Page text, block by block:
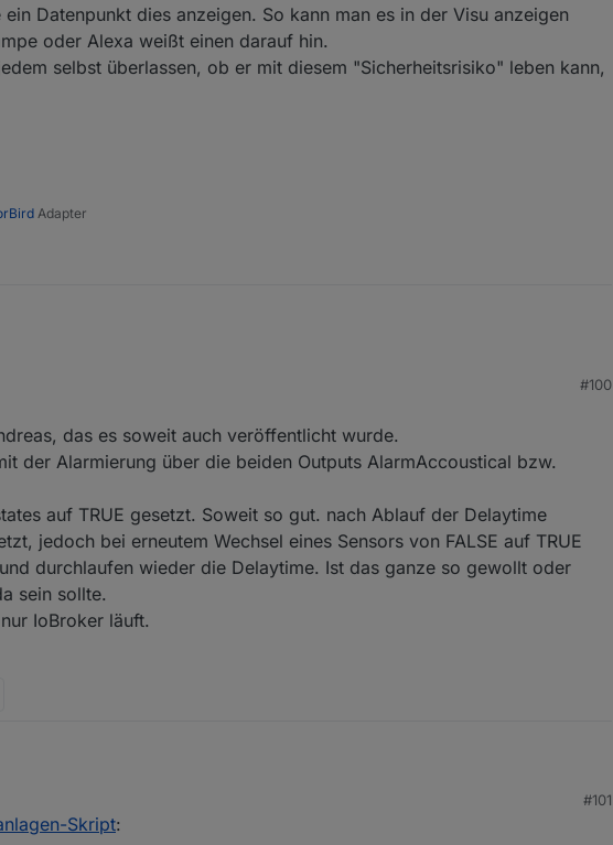
Datenpunkt dies anzeigen. So kann man es in der Visu anzeigen
oder Alexa weißt einen darauf hin.
selbst überlassen, ob er mit diesem "Sicherheitsrisiko" leben kann,
Adapter
#100
das es soweit auch veröffentlicht wurde.
der Alarmierung über die beiden Outputs AlarmAccoustical bzw.
auf TRUE gesetzt. Soweit so gut. nach Ablauf der Delaytime
jedoch bei erneutem Wechsel eines Sensors von FALSE auf TRUE
durchlaufen wieder die Delaytime. Ist das ganze so gewollt oder
sein sollte.
IoBroker läuft.
Ich möchte mich für die späte Reaktion entschuldigen und auf eure Anfragen #101
Skript: